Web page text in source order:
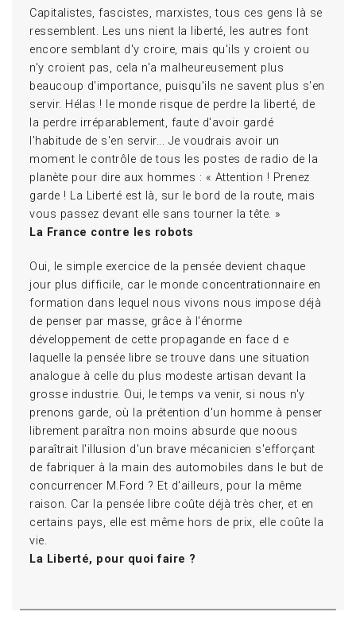
Capitalistes, fascistes, marxistes, tous ces gens là se
ressemblent. Les uns nient la liberté, les autres font
encore semblant d'y croire, mais qu'ils y croient ou
n'y croient pas, cela n'a malheureusement plus
beaucoup d'importance, puisqu'ils ne savent plus s'en
servir. Hélas ! le monde risque de perdre la liberté, de
la perdre irréparablement, faute d'avoir gardé
l'habitude de s'en servir... Je voudrais avoir un
moment le contrôle de tous les postes de radio de la
planète pour dire aux hommes : « Attention ! Prenez
garde ! La Liberté est là, sur le bord de la route, mais
vous passez devant elle sans tourner la tête. »
La France contre les robots
Oui, le simple exercice de la pensée devient chaque
jour plus difficile, car le monde concentrationnaire en
formation dans lequel nous vivons nous impose déjà
de penser par masse, grâce à l'énorme
développement de cette propagande en face d e
laquelle la pensée libre se trouve dans une situation
analogue à celle du plus modeste artisan devant la
grosse industrie. Oui, le temps va venir, si nous n'y
prenons garde, où la prétention d'un homme à penser
librement paraîtra non moins absurde que noous
paraîtrait l'illusion d'un brave mécanicien s'efforçant
de fabriquer à la main des automobiles dans le but de
concurrencer M.Ford ? Et d'ailleurs, pour la même
raison. Car la pensée libre coûte déjà très cher, et en
certains pays, elle est même hors de prix, elle coûte la
vie.
La Liberté, pour quoi faire ?